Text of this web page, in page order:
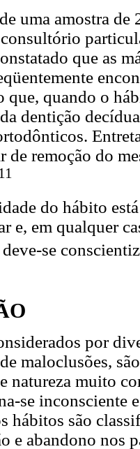
uma amostra de
que as
que, quando o
dentição
de remoção do
11
do hábito
e, em qualquer
se
por
maloclusões,
natureza muito
se inconsciente
hábitos são
e abandono nos